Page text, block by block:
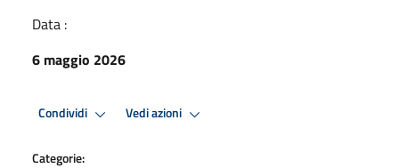
Data :
6 maggio 2026
Condividi Vedi azioni
Categorie: